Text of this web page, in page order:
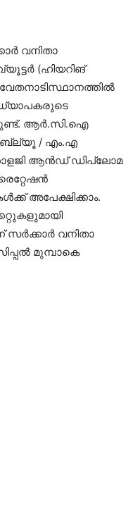
വനിതാ
(ഹിയറിങ്
ആർ.സി.ഐ
/ എം.എ
ആൻഡ് ഡിപ്ലോമ
അപേക്ഷിക്കാം.
സർക്കാർ വനിതാ
മുമ്പാകെ